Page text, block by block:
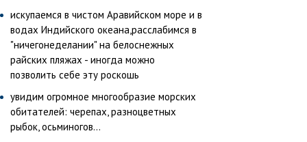
искупаемся в чистом Аравийском море и в
водах Индийского океана,расслабимся в
"ничегонеделании" на белоснежных
райских пляжах - иногда можно
позволить себе эту роскошь
увидим огромное многообразие морских
обитателей: черепах, разноцветных
рыбок, осьминогов...